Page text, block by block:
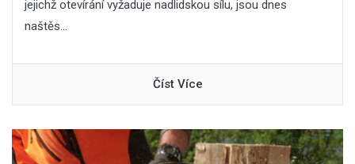
jejichž otevírání vyžaduje nadlidskou sílu, jsou dnes
naštěs...
Číst Více